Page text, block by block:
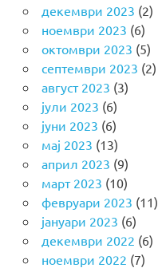
декември 2023 (2)
ноември 2023 (6)
октомври 2023 (5)
септември 2023 (2)
август 2023 (3)
јули 2023 (6)
јуни 2023 (6)
мај 2023 (13)
април 2023 (9)
март 2023 (10)
февруари 2023 (11)
јануари 2023 (6)
декември 2022 (6)
ноември 2022 (7)